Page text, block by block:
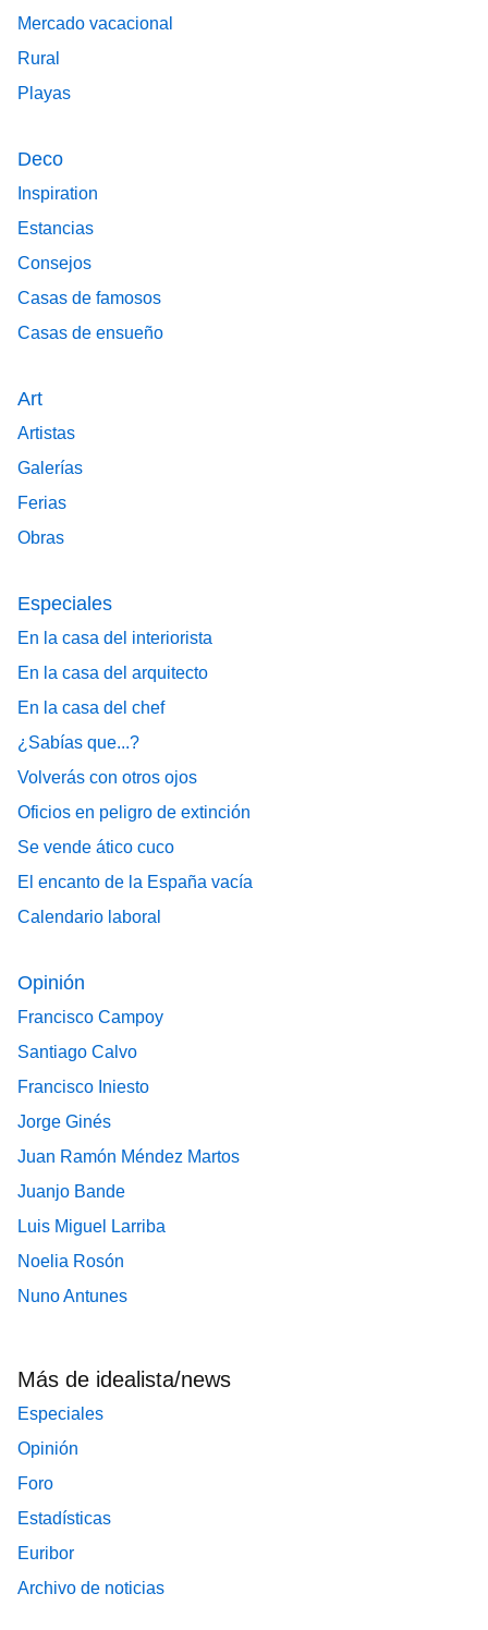
Mercado vacacional
Rural
Playas
Deco
Inspiration
Estancias
Consejos
Casas de famosos
Casas de ensueño
Art
Artistas
Galerías
Ferias
Obras
Especiales
En la casa del interiorista
En la casa del arquitecto
En la casa del chef
¿Sabías que...?
Volverás con otros ojos
Oficios en peligro de extinción
Se vende ático cuco
El encanto de la España vacía
Calendario laboral
Opinión
Francisco Campoy
Santiago Calvo
Francisco Iniesto
Jorge Ginés
Juan Ramón Méndez Martos
Juanjo Bande
Luis Miguel Larriba
Noelia Rosón
Nuno Antunes
Más de idealista/news
Especiales
Opinión
Foro
Estadísticas
Euribor
Archivo de noticias